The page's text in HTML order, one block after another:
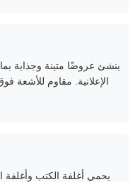
ينشئ عروضًا متينة وجذابة
الإعلانية. مقاوم للأشعة
يحمي أغلفة الكتب وأغلفة